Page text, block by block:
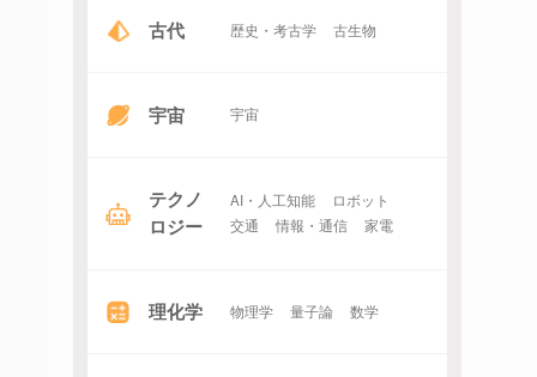
古代 歴史・考古学 古生物
宇宙 宇宙
テクノ
ロジー
AI・人工知能
ロボット
交通
情報・通信 家電
理化学 物理学 量子論 数学